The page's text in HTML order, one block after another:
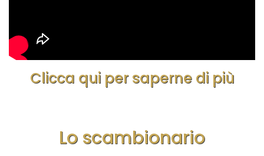
Clicca qui per saperne di più
Lo scambionario